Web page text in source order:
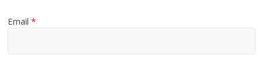
Email*